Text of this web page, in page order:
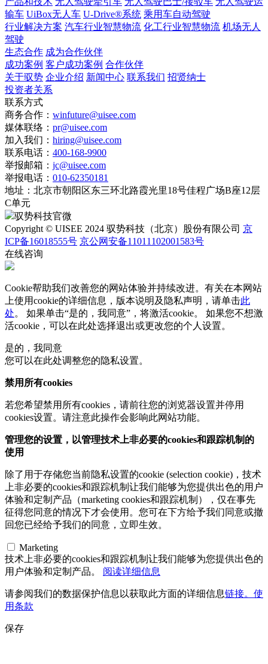
输车 UiBox无人车 U-Drive®系统 乘用车自动驾驶
行业解决方案 汽车行业智慧物流 化工行业智慧物流 机场无人
驾驶
生态合作 成为合作伙伴
成功案例 客户成功案例 合作伙伴
关于驭势 企业介绍 新闻中心 联系我们 招贤纳士
投资者关系
联系方式
商务合作： winfuture@uisee.com
媒体联络： pr@uisee.com
加入我们： hiring@uisee.com
联系电话： 400-168-9900
举报邮箱： jc@uisee.com
举报电话： 010-62350181
地址： 北京市朝阳区东三环北路霞光里18号佳程广场B座12层
C单元
驭势科技官微
Copyright © UISEE 2024 驭势科技（北京）股份有限公司 京
ICP备16018555号 京公网安备11011102001583号
在线咨询
Cookie帮助我们改善您的网站体验并持续改进。有关在本网站
上使用cookie的详细信息，版本说明及隐私声明，请单击此
处。 如果单击“是的，我同意”，将激活cookie。 如果您不想激
活cookie，可以在此处选择退出或更改您的个人设置。
是的，我同意
您可以在此处调整您的隐私设置。
禁用所有cookies
若您希望禁用所有cookies，请前往您的浏览器设置并停用
cookies设置。请注意此操作会影响此网站功能。
管理您的设置，以管理技术上非必要的cookies和跟踪机制的
使用
除了用于存储您当前隐私设置的cookie (selection cookie)，技术
上非必要的cookies和跟踪机制让我们能够为您提供出色的用户
体验和定制产品（marketing cookies和跟踪机制），仅在事先
征得您同意的情况下才会使用。您可在下方给予我们同意或撤
回您已经给予我们的同意，立即生效。
Marketing
技术上非必要的cookies和跟踪机制让我们能够为您提供出色的
用户体验和定制产品。 阅读详细信息
请参阅我们的数据保护信息以获取此方面的详细信息链接。使
用条款
保存